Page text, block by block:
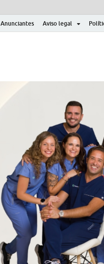
Anunciantes Aviso legal